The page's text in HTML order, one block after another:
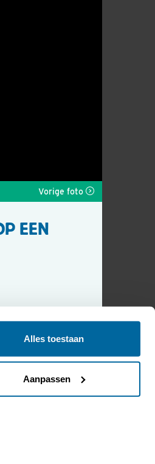
Alles toestaan
Aanpassen
Vorige foto
EEN